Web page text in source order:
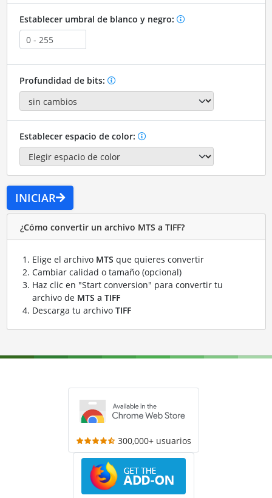
Establecer umbral de blanco y negro:
Profundidad de bits:
Establecer espacio de color:
INICIAR
¿Cómo convertir un archivo MTS a TIFF?
Elige el archivo MTS que quieres convertir
Cambiar calidad o tamaño (opcional)
Haz clic en "Start conversion" para convertir tu
archivo de MTS a TIFF
Descarga tu archivo TIFF
300,000+ usuarios